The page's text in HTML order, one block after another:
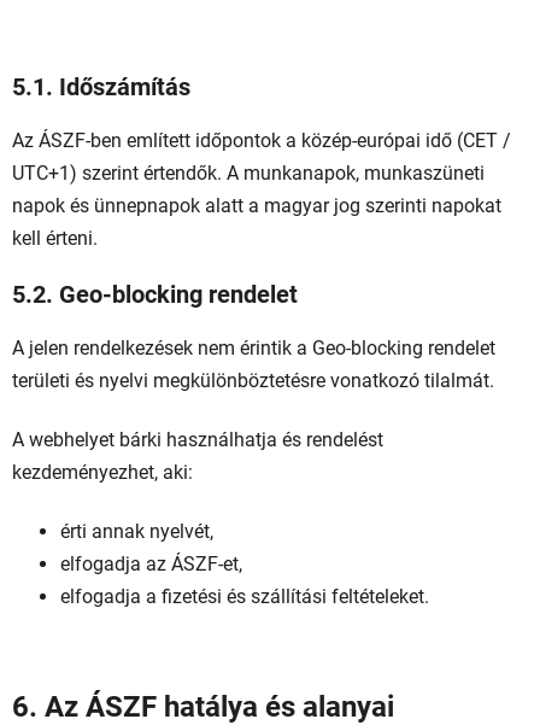
5.1. Időszámítás
Az ÁSZF-ben említett időpontok a közép-európai idő (CET /
UTC+1) szerint értendők. A munkanapok, munkaszüneti
napok és ünnepnapok alatt a magyar jog szerinti napokat
kell érteni.
5.2. Geo-blocking rendelet
A jelen rendelkezések nem érintik a Geo-blocking rendelet
területi és nyelvi megkülönböztetésre vonatkozó tilalmát.
A webhelyet bárki használhatja és rendelést
kezdeményezhet, aki:
érti annak nyelvét,
elfogadja az ÁSZF-et,
elfogadja a fizetési és szállítási feltételeket.
6. Az ÁSZF hatálya és alanyai